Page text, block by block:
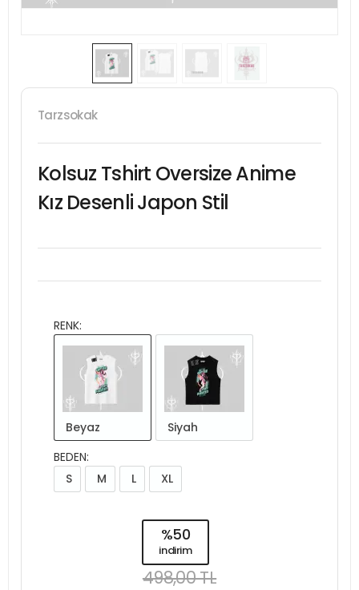
Tarzsokak
Kolsuz Tshirt Oversize Anime
Kız Desenli Japon Stil
RENK:
Beyaz
Siyah
BEDEN:
S
M L XL
%50
indirim
498,00 TL